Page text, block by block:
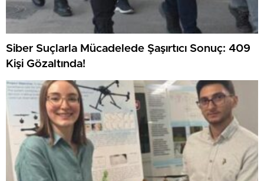
Siber Suçlarla Mücadelede Şaşırtıcı Sonuç: 409
Kişi Gözaltında!